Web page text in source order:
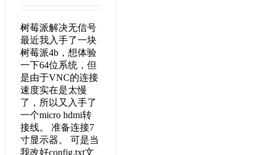
树莓派解决无信号
最近我入手了一块
树莓派4b，想体验
一下64位系统，但
是由于VNC的连接
速度实在是太慢
了，所以又入手了
一个micro hdmi转
接线。 准备连接7
寸显示器。 可是当
我改好config.txt文